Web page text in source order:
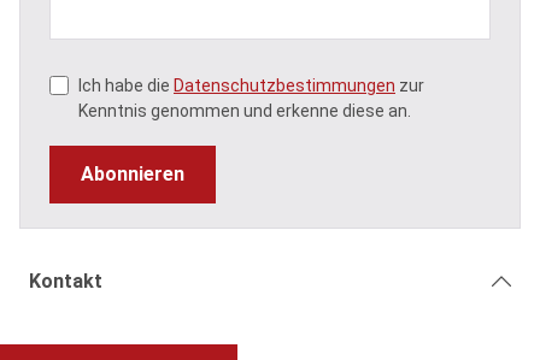
Ich habe die Datenschutzbestimmungen zur
Kenntnis genommen und erkenne diese an.
Abonnieren
Kontakt